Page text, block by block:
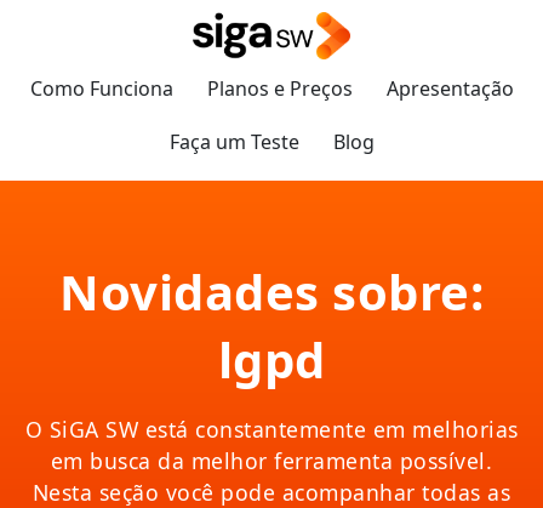
Como Funciona Planos e Preços
Apresentação
Faça um Teste
Blog
Novidades sobre:
lgpd
O SiGA SW está constantemente em melhorias
em busca da melhor ferramenta possível.
Nesta seção você pode acompanhar todas as